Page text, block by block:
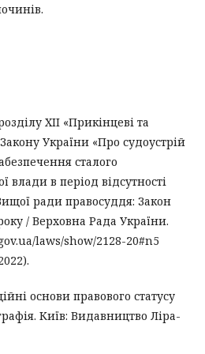
XII «Прикінцеві та
України «Про судоустрій
сталого
влади в період відсутності
ради правосуддя: Закон
/ Верховна Рада України.
laws/show/2128-20#n5
основи правового статусу
Київ: Видавництво Ліра-